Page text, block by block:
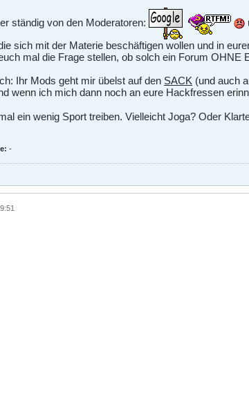
ständig von den Moderatoren:
sich mit der Materie beschäftigen wollen und in
mal die Frage stellen, ob solch ein Forum OHNE
Ihr Mods geht mir übelst auf den SACK (und auch
wenn ich mich dann noch an eure Hackfressen
ein wenig Sport treiben. Vielleicht Joga? Oder
-